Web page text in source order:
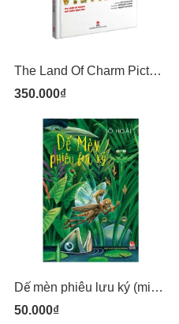
The Land Of Charm Picture Atlas Of Vietnam - Đất nước gấm hoa bản Tiếng Anh - Sách Kim Đồng
350.000₫
Dế mèn phiêu lưu ký (minh hoạ Tạ Huy Long) sách truyện thiếu nhi bìa mềm (50N) - Kim Đồng
50.000₫